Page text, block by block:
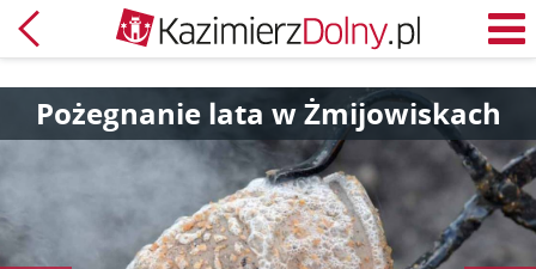
Powrót
Pożegnanie lata w Żmijowiskach